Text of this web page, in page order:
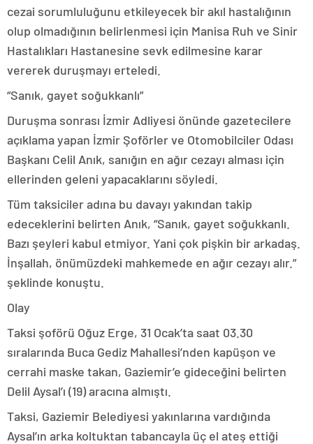
cezai sorumluluğunu etkileyecek bir akıl hastalığının
olup olmadığının belirlenmesi için Manisa Ruh ve Sinir
Hastalıkları Hastanesine sevk edilmesine karar
vererek duruşmayı erteledi.
“Sanık, gayet soğukkanlı”
Duruşma sonrası İzmir Adliyesi önünde gazetecilere
açıklama yapan İzmir Şoförler ve Otomobilciler Odası
Başkanı Celil Anık, sanığın en ağır cezayı alması için
ellerinden geleni yapacaklarını söyledi.
Tüm taksiciler adına bu davayı yakından takip
edeceklerini belirten Anık, “Sanık, gayet soğukkanlı.
Bazı şeyleri kabul etmiyor. Yani çok pişkin bir arkadaş.
İnşallah, önümüzdeki mahkemede en ağır cezayı alır.”
şeklinde konuştu.
Olay
Taksi şoförü Oğuz Erge, 31 Ocak’ta saat 03.30
sıralarında Buca Gediz Mahallesi’nden kapüşon ve
cerrahi maske takan, Gaziemir’e gideceğini belirten
Delil Aysal’ı (19) aracına almıştı.
Taksi, Gaziemir Belediyesi yakınlarına vardığında
Aysal’ın arka koltuktan tabancayla üç el ateş ettiği